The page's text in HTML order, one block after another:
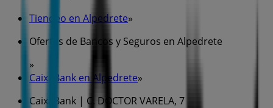
Tiendeo en Alpedrete»
Ofertas de Bancos y Seguros en Alpedrete
»
CaixaBank en Alpedrete»
CaixaBank | C. DOCTOR VARELA, 7